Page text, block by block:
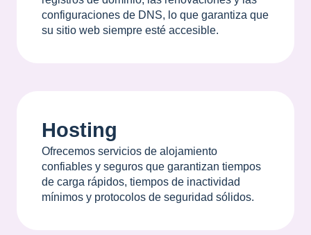
configuraciones de DNS, lo que garantiza que
su sitio web siempre esté accesible.
Hosting
Ofrecemos servicios de alojamiento
confiables y seguros que garantizan tiempos
de carga rápidos, tiempos de inactividad
mínimos y protocolos de seguridad sólidos.